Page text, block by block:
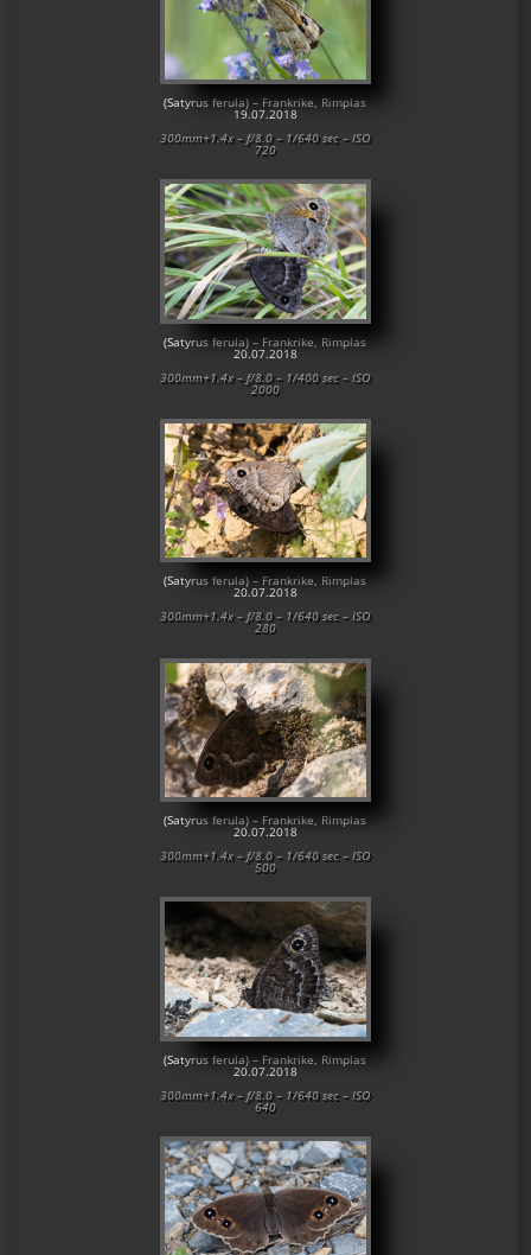
(Satyrus ferula) – Frankrike, Rimplas
19.07.2018
300mm+1.4x – f/8.0 – 1/640 sec – ISO
720
(Satyrus ferula) – Frankrike, Rimplas
20.07.2018
300mm+1.4x – f/8.0 – 1/400 sec – ISO
2000
(Satyrus ferula) – Frankrike, Rimplas
20.07.2018
300mm+1.4x – f/8.0 – 1/640 sec – ISO
280
(Satyrus ferula) – Frankrike, Rimplas
20.07.2018
300mm+1.4x – f/8.0 – 1/640 sec – ISO
500
(Satyrus ferula) – Frankrike, Rimplas
20.07.2018
300mm+1.4x – f/8.0 – 1/640 sec – ISO
640